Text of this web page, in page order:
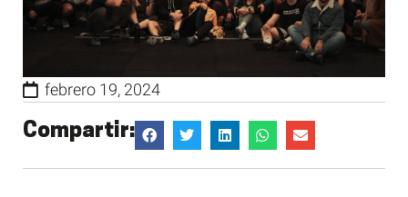
febrero 19, 2024
Compartir: